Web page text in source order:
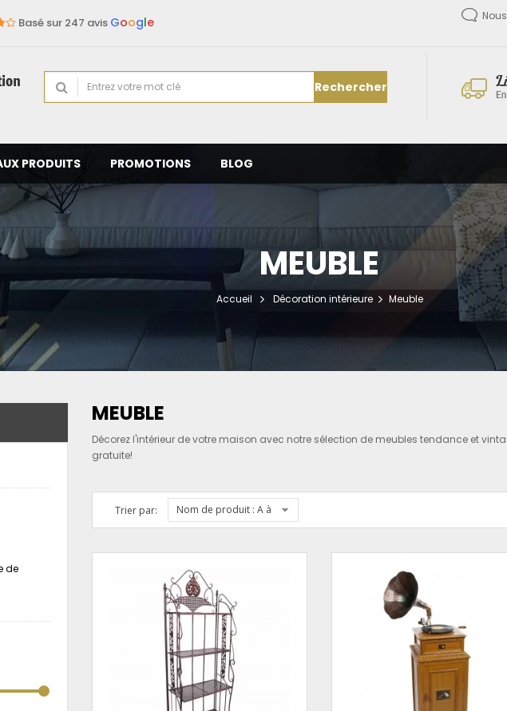
Basé sur 247 avis Google Nous
Rechercher
PRODUITS PROMOTIONS BLOG
MEUBLE
Accueil Décoration intérieure Meuble
de
MEUBLE
Décorez l'intérieur de votre maison avec notre sélection de meubles tendance et
gratuite!
Trier par: Nom de produit : A à Z